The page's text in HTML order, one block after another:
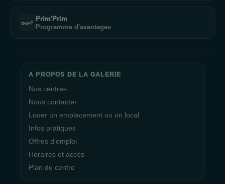
Prim'Prim
Programme d'avantages
A PROPOS DE LA GALERIE
Nos centres
Nous contacter
Louer un emplacement ou un local
Infos pratiques
Offres d’emploi
Horaires et accès
Plan du centre